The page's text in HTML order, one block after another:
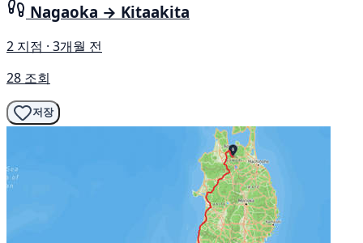
Nagaoka → Kitaakita
2 지점 · 3개월 전
28 조회
저장